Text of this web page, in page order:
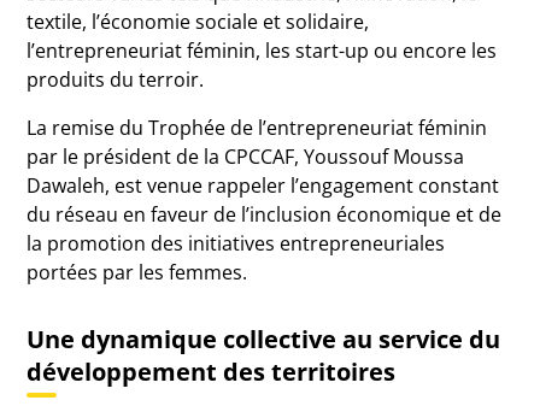
textile, l’économie sociale et solidaire,
l’entrepreneuriat féminin, les start-up ou encore les
produits du terroir.
La remise du Trophée de l’entrepreneuriat féminin
par le président de la CPCCAF, Youssouf Moussa
Dawaleh, est venue rappeler l’engagement constant
du réseau en faveur de l’inclusion économique et de
la promotion des initiatives entrepreneuriales
portées par les femmes.
Une dynamique collective au service du
développement des territoires